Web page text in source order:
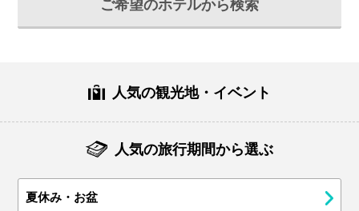
ご希望のホテルから検索
人気の観光地・イベント
人気の旅行期間から選ぶ
夏休み・お盆